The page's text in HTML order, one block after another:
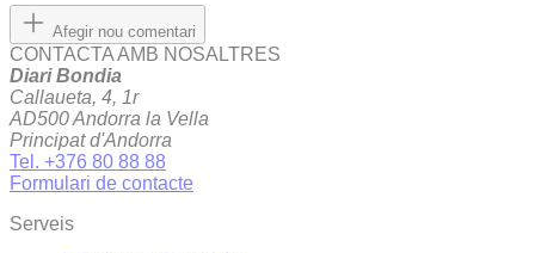
Afegir nou comentari
CONTACTA AMB NOSALTRES
Diari Bondia
Callaueta, 4, 1r
AD500 Andorra la Vella
Principat d'Andorra
Tel. +376 80 88 88
Formulari de contacte
Serveis